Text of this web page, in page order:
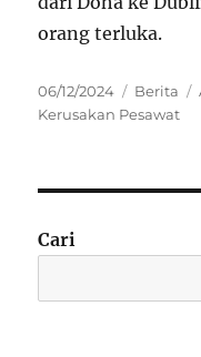
orang terluka.
Posted
on
06/12/2024 Berita
Kerusakan Pesawat
Cari